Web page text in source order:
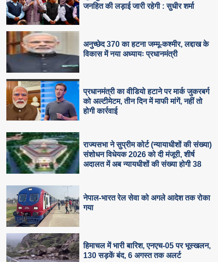
जनहित की लड़ाई जारी रहेगी : सुधीर शर्मा
अनुच्छेद 370 का हटना जम्मू-कश्मीर, लद्दाख के
विकास में नया अध्यायः प्रधानमंत्री
प्रधानमंत्री का वीडियो हटाने पर मार्क जुकरबर्ग
को अल्टीमेटम, तीन दिन में माफी मांगें, नहीं तो
होगी कार्रवाई
राज्यसभा ने सुप्रीम कोर्ट (न्यायाधीशों की संख्या)
संशोधन विधेयक 2026 को दी मंजूरी, शीर्ष
अदालत में अब न्यायधीशों की संख्या होगी 38
नेपाल-भारत रेल सेवा को अगले आदेश तक रोका
गया
हिमाचल में भारी बारिश, एनएच-05 पर भूस्खलन,
130 सड़कें बंद, 6 अगस्त तक अलर्ट